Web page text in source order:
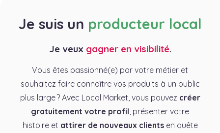
Je suis un producteur local
Je veux gagner en visibilité.
Vous êtes passionné(e) par votre métier et
souhaitez faire connaître vos produits à un public
plus large ? Avec Local Market, vous pouvez créer
gratuitement votre profil , présenter votre
histoire et attirer de nouveaux clientsen quête